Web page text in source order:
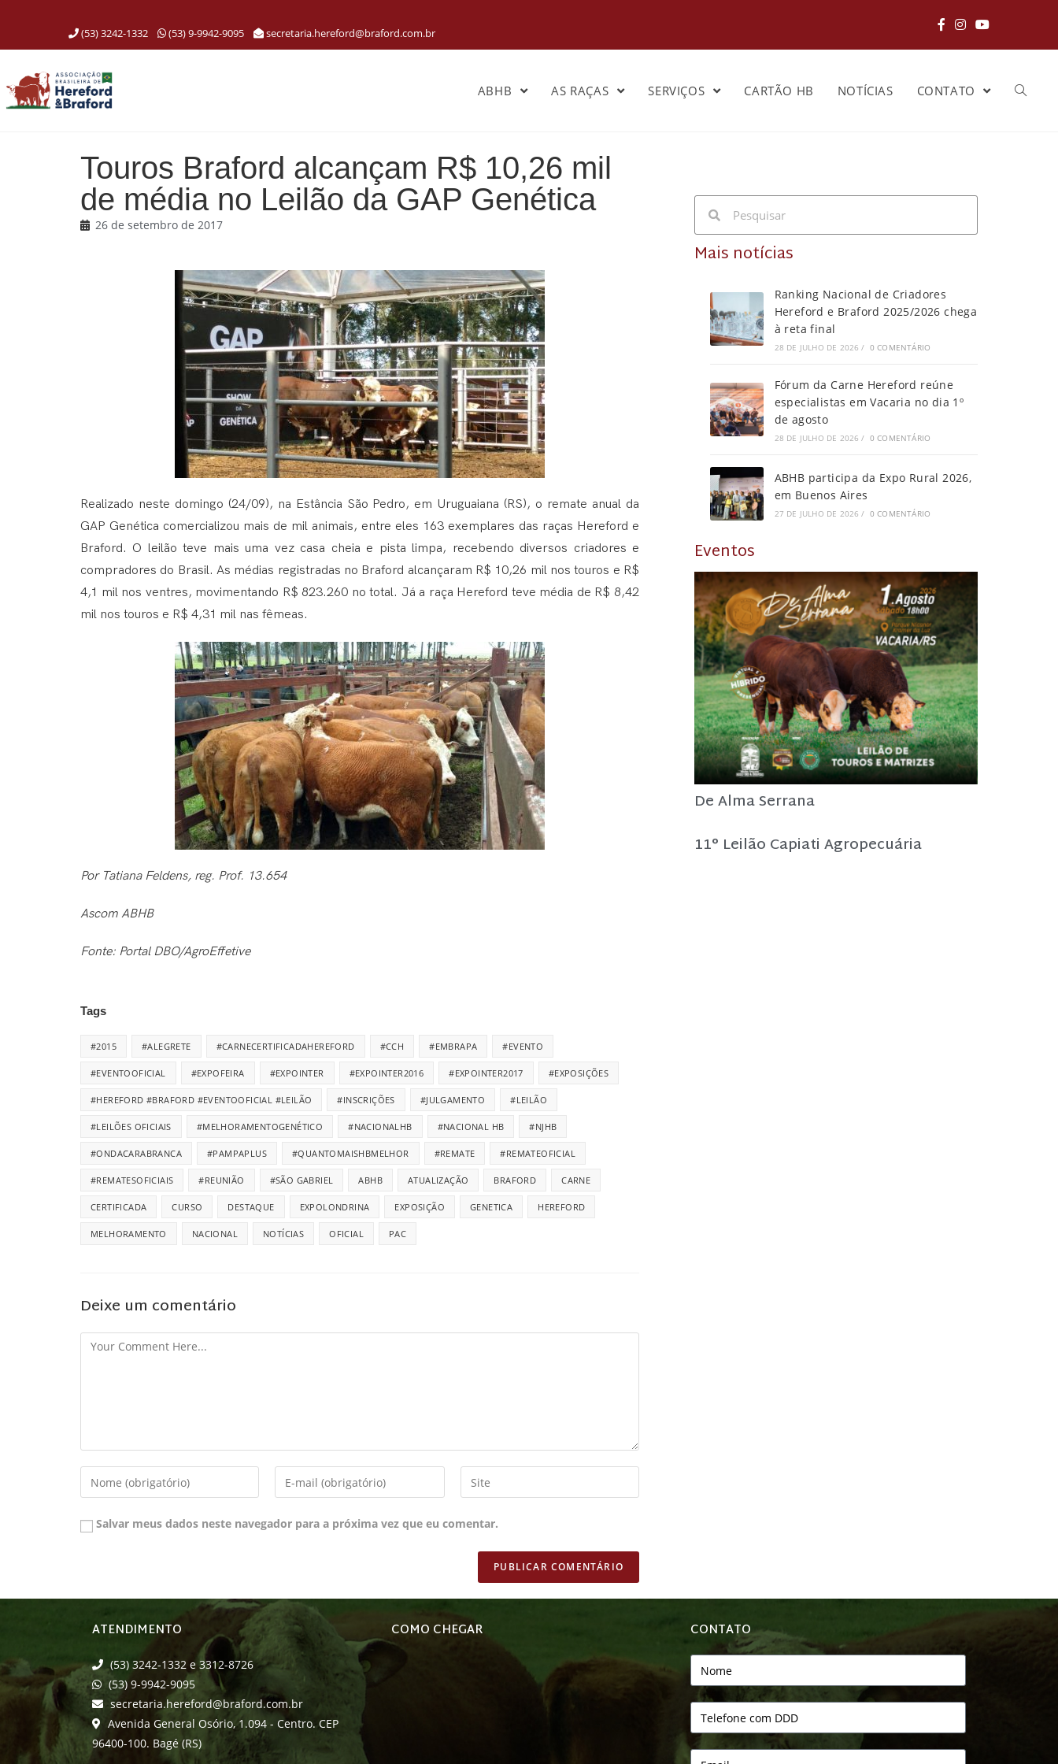
(53) 3242-1332 (53) 9-9942-9095 secretaria.hereford@braford.com.br
ABHB AS RAÇAS SERVIÇOS CARTÃO HB NOTÍCIAS CONTATO
Touros Braford alcançam R$ 10,26 mil
de média no Leilão da GAP Genética
26 de setembro de 2017
Realizado neste domingo (24/09), na Estância São Pedro, em Uruguaiana (RS), o remate anual da
GAP Genética comercializou mais de mil animais, entre eles 163 exemplares das raças Hereford e
Braford. O leilão teve mais uma vez casa cheia e pista limpa, recebendo diversos criadores e
compradores do Brasil. As médias registradas no Braford alcançaram R$ 10,26 mil nos touros e R$
4,1 mil nos ventres, movimentando R$ 823.260 no total. Já a raça Hereford teve média de R$ 8,42
mil nos touros e R$ 4,31 mil nas fêmeas.
Por Tatiana Feldens, reg. Prof. 13.654
Ascom ABHB
Fonte: Portal DBO/AgroEffetive
Tags
#2015 #ALEGRETE #CARNECERTIFICADAHEREFORD #CCH #EMBRAPA #EVENTO
#EVENTOOFICIAL #EXPOFEIRA #EXPOINTER #EXPOINTER2016 #EXPOINTER2017 #EXPOSIÇÕES
#HEREFORD #BRAFORD #EVENTOOFICIAL #LEILÃO #INSCRIÇÕES #JULGAMENTO #LEILÃO
#LEILÕES OFICIAIS #MELHORAMENTOGENÉTICO #NACIONALHB #NACIONAL HB #NJHB
#ONDACARABRANCA #PAMPAPLUS #QUANTOMAISHBMELHOR #REMATE #REMATEOFICIAL
#REMATESOFICIAIS #REUNIÃO #SÃO GABRIEL ABHB ATUALIZAÇÃO BRAFORD CARNE
CERTIFICADA CURSO DESTAQUE EXPOLONDRINA EXPOSIÇÃO GENETICA HEREFORD
MELHORAMENTO NACIONAL NOTÍCIAS OFICIAL PAC
Deixe um comentário
Salvar meus dados neste navegador para a próxima vez que eu comentar.
Mais notícias
Ranking Nacional de Criadores
Hereford e Braford 2025/2026 chega
à reta final
28 DE JULHO DE 2026 / 0 COMENTÁRIO
Fórum da Carne Hereford reúne
especialistas em Vacaria no dia 1º
de agosto
28 DE JULHO DE 2026 / 0 COMENTÁRIO
ABHB participa da Expo Rural 2026,
em Buenos Aires
27 DE JULHO DE 2026 / 0 COMENTÁRIO
Eventos
De Alma Serrana
11° Leilão Capiati Agropecuária
ATENDIMENTO
(53) 3242-1332 e 3312-8726
(53) 9-9942-9095
secretaria.hereford@braford.com.br
Avenida General Osório, 1.094 - Centro. CEP
96400-100. Bagé (RS)
COMO CHEGAR CONTATO